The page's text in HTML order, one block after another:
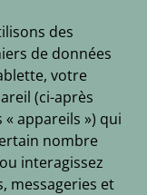
des
de données
votre
(ci-après
appareils ») qui
nombre
interagissez
messageries et